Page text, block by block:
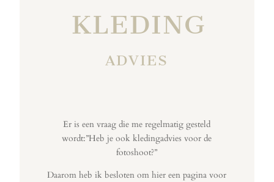
KLEDING
ADVIES
Er is een vraag die me regelmatig gesteld
wordt:”Heb je ook kledingadvies voor de
fotoshoot?”
Daarom heb ik besloten om hier een pagina voor